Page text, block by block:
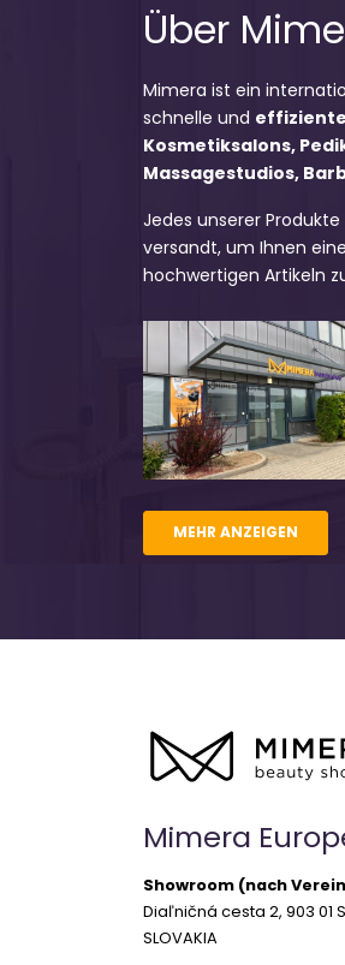
Über
Mimera ist ein
schnelle und
Kosmetiksalons,
Massagestudios,
Jedes unserer
versandt, um Ihnen
hochwertigen Artikeln
MEHR ANZEIGEN
Mimera
Showroom (nach
Diaľničná cesta 2, 903 01
SLOVAKIA